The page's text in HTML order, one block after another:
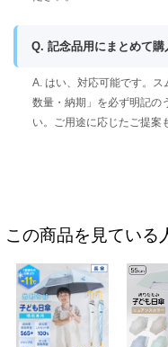
Q. 記念品用にまとめて
A. はい、対応可能です。ス
数量・納期」を必ず明記の
い。ご用途に応じたご提案
この商品を見ている